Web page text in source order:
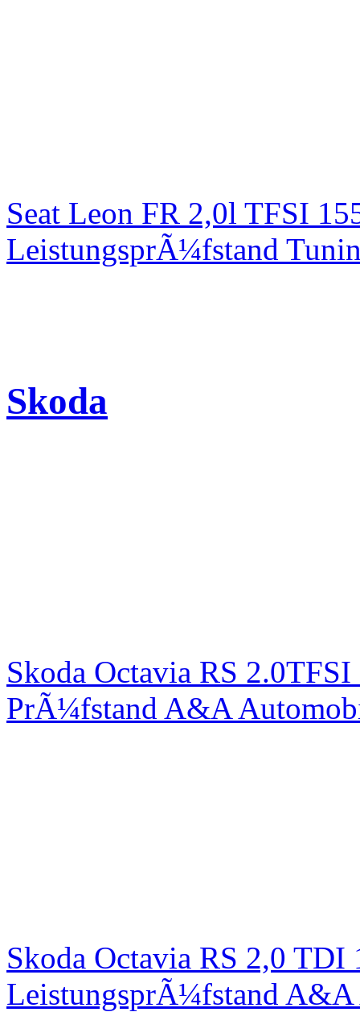
Seat Leon FR 2,0l TFSI
LeistungsprÃ¼fstand
Skoda
Skoda Octavia RS
PrÃ¼fstand A&A
Skoda Octavia RS 2,0
LeistungsprÃ¼fstand